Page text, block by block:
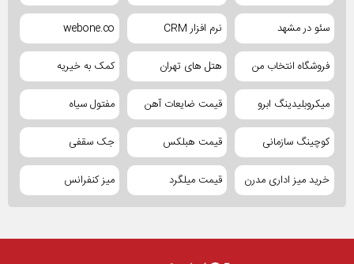
سئو در مشهد نرم افزار CRM webone.co
فروشگاه انتخاب من هتل های تهران کمک به خیریه
میکروبلیدینگ ابرو قیمت ضایعات آهن مفتول سیاه
کوچینگ سازمانی قیمت هبلکس جک سقفی
خرید میز اداری مدرن قیمت میلگرد میز کنفرانس